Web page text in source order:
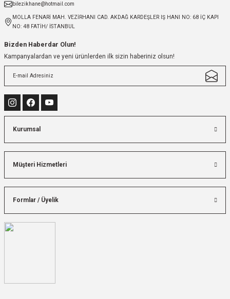
bilezikhane@hotmail.com
MOLLA FENARİ MAH. VEZİRHANI CAD. AKDAĞ KARDEŞLER IŞ HANI NO: 68 İÇ KAPI
NO: 48 FATİH/ İSTANBUL
Bizden Haberdar Olun!
Kampanyalardan ve yeni ürünlerden ilk sizin haberiniz olsun!
Kurumsal
Müşteri Hizmetleri
Formlar / Üyelik